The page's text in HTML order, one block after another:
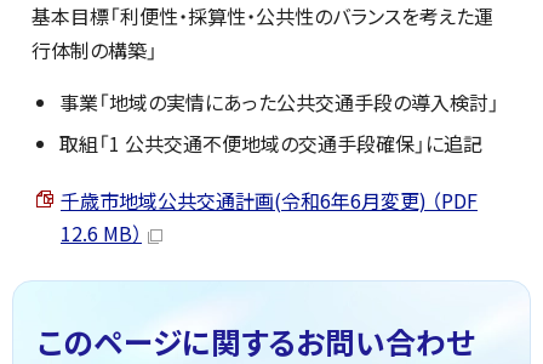
基本目標「利便性・採算性・公共性のバランスを考えた運
行体制の構築」
事業「地域の実情にあった公共交通手段の導入検討」
取組「1 公共交通不便地域の交通手段確保」に追記
千歳市地域公共交通計画(令和6年6月変更) （PDF
12.6 MB）
このページに関するお問い合わせ